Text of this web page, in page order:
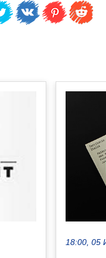
18:00, 05